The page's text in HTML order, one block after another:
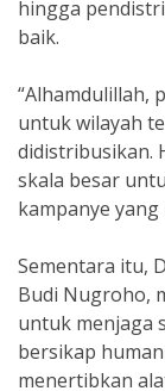
hingga
baik.
“Alhamdulillah,
untuk wilayah
didistribusikan.
skala besar
kampanye yang
Sementara itu,
Budi Nugroho,
untuk menjaga
bersikap
menertibkan